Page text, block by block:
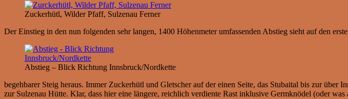
Zuckerhütl, Wilder Pfaff, Sulzenau Ferner
Der Einstieg in den nun folgenden sehr langen, 1400 Höhenmeter umfassenden Abstieg sieht auf den
Abstieg – Blick Richtung Innsbruck/Nordkette
begehbarer Steig heraus. Immer Zuckerhütl und Gletscher auf der einen Seite, das Stubaital bis zur
zur Sulzenau Hütte. Klar, dass hier eine längere, reichlich verdiente Rast inklusive Germknödel (oder